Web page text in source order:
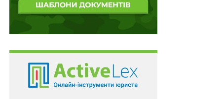
Pandora & ГО «УААСП»: ювелірний бренд
управління